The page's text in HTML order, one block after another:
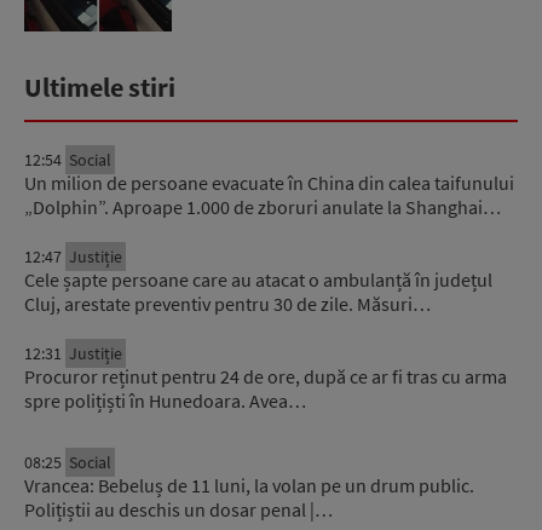
Ultimele stiri
12:54 Social
Un milion de persoane evacuate în China din calea taifunului
„Dolphin”. Aproape 1.000 de zboruri anulate la Shanghai…
12:47 Justiție
Cele șapte persoane care au atacat o ambulanță în județul
Cluj, arestate preventiv pentru 30 de zile. Măsuri…
12:31 Justiție
Procuror reținut pentru 24 de ore, după ce ar fi tras cu arma
spre polițiști în Hunedoara. Avea…
08:25 Social
Vrancea: Bebeluș de 11 luni, la volan pe un drum public.
Polițiștii au deschis un dosar penal |…